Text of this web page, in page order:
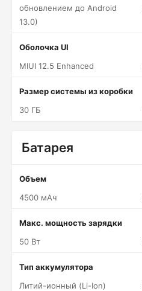
обновлением до Android
13.0)
Оболочка UI
MIUI 12.5 Enhanced
Размер системы из коробки
30 ГБ
Батарея
Объем
4500 мАч
Макс. мощность зарядки
50 Вт
Тип аккумулятора
Литий-ионный (Li-Ion)